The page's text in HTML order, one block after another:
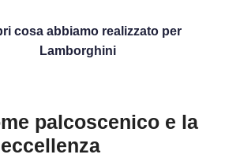
cosa abbiamo realizzato per
Lamborghini
palcoscenico e la